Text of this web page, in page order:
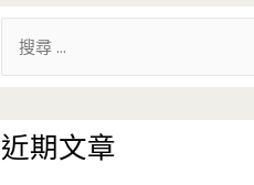
鍵
字
近期文章